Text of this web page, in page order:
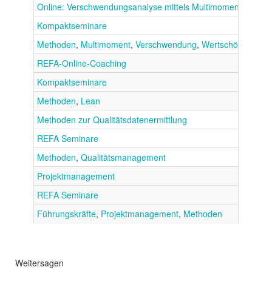
Online: Verschwendungsanalyse mittels
Kompaktseminare
Methoden, Multimoment, Verschwendung, Wertschöpfung
REFA-Online-Coaching
Kompaktseminare
Methoden, Lean
Methoden zur Qualitätsdatenermittlung
REFA Seminare
Methoden, Qualitätsmanagement
Projektmanagement
REFA Seminare
Führungskräfte, Projektmanagement, Methoden
Weitersagen